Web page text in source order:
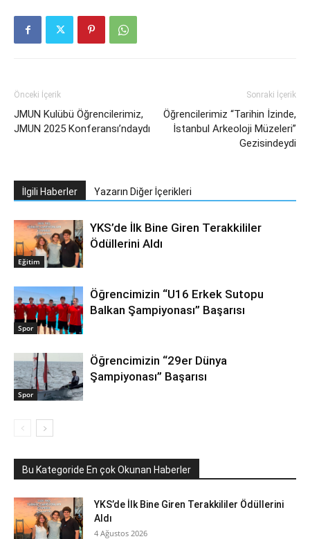
Önceki İçerik
JMUN Kulübü Öğrencilerimiz,
JMUN 2025 Konferansı’ndaydı
Sonraki İçerik
Öğrencilerimiz “Tarihin İzinde,
İstanbul Arkeoloji Müzeleri”
Gezisindeydi
İlgili Haberler Yazarın Diğer İçerikleri
Eğitim
YKS’de İlk Bine Giren Terakkililer
Ödüllerini Aldı
Spor
Öğrencimizin “U16 Erkek Sutopu
Balkan Şampiyonası” Başarısı
Spor
Öğrencimizin “29er Dünya
Şampiyonası” Başarısı
Bu Kategoride En çok Okunan Haberler
YKS’de İlk Bine Giren Terakkililer Ödüllerini
Aldı
4 Ağustos 2026